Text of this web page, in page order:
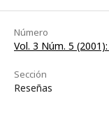
Número
Vol. 3 Núm. 5
Sección
Reseñas